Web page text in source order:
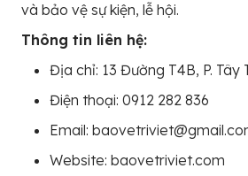
và bảo vệ sự kiện, lễ hội.
Thông tin liên hệ:
Địa chỉ: 13 Đường T4B, P. Tây
Điện thoại: 0912 282 836
Email:
Website: baovetriviet.com